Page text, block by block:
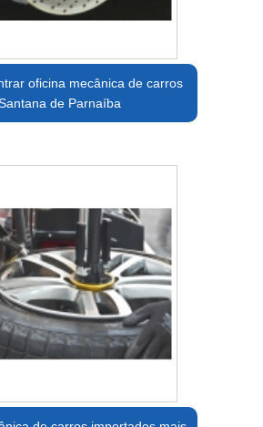
oficina mecânica de carros
de Parnaíba